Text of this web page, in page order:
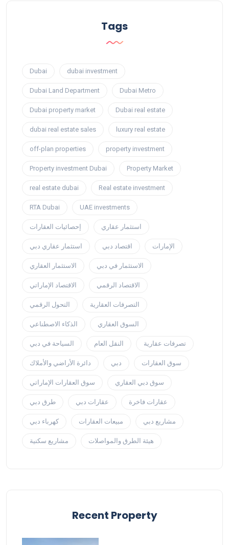
Tags
Dubai dubai investment
Dubai Land Department Dubai Metro
Dubai property market Dubai real estate
dubai real estate sales luxury real estate
off-plan properties property investment
Property investment Dubai Property Market
real estate dubai Real estate investment
RTA Dubai UAE investments
إحصائيات العقارات استثمار عقاري
استثمار عقاري دبي اقتصاد دبي الإمارات
الاستثمار العقاري الاستثمار في دبي
الاقتصاد الإماراتي الاقتصاد الرقمي
التحول الرقمي التصرفات العقارية
الذكاء الاصطناعي السوق العقاري
السياحة في دبي النقل العام تصرفات عقارية
دائرة الأراضي والأملاك دبي سوق العقارات
سوق العقارات الإماراتي سوق دبي العقاري
طرق دبي عقارات دبي عقارات فاخرة
كهرباء دبي مبيعات العقارات مشاريع دبي
مشاريع سكنية هيئة الطرق والمواصلات
Recent Property